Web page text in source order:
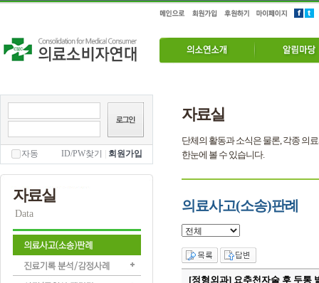
자동 ID/PW찾기 회원가입
자료실
Data
자료실
단체의 활동과 소식은 물론, 각종 의
한눈에 볼 수 있습니다.
의료사고(소송)판례
[정형외과] 요추천자술 후 두통